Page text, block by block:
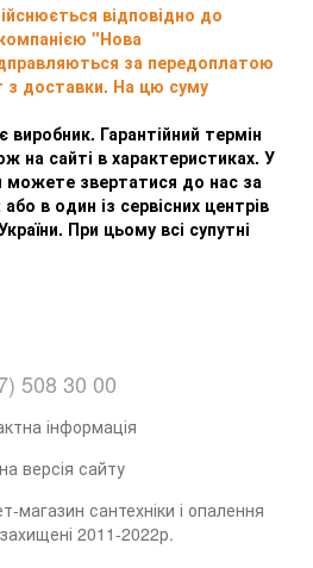
відповідно до
"Нова
за передоплатою
з доставки. На цю суму
виробник. Гарантійний термін
на сайті в характеристиках. У
можете звертатися до нас за
в один із сервісних центрів
При цьому всі супутні
508 30 00
інформація
версія сайту
магазин сантехніки і опалення
2011-2022р.